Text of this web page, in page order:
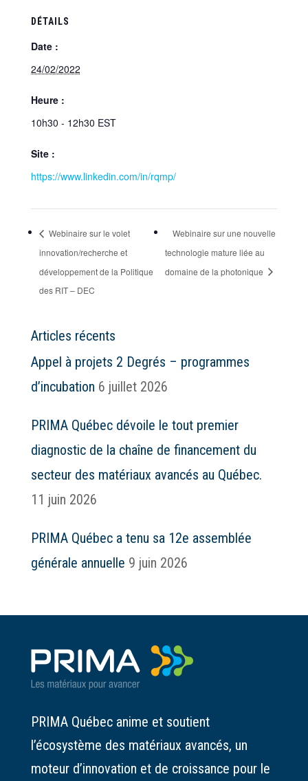
DÉTAILS
Date :
24/02/2022
Heure :
10h30 - 12h30 EST
Site :
https://www.linkedin.com/in/rqmp/
Webinaire sur le volet
innovation/recherche et
développement de la Politique
des RIT – DEC
Webinaire sur une nouvelle
technologie mature liée au
domaine de la photonique
Articles récents
Appel à projets 2 Degrés – programmes
d’incubation 6 juillet 2026
PRIMA Québec dévoile le tout premier
diagnostic de la chaîne de financement du
secteur des matériaux avancés au Québec.
11 juin 2026
PRIMA Québec a tenu sa 12e assemblée
générale annuelle 9 juin 2026
PRIMA Québec anime et soutient
l’écosystème des matériaux avancés, un
moteur d’innovation et de croissance pour le